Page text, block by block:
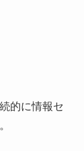
的に情報セ